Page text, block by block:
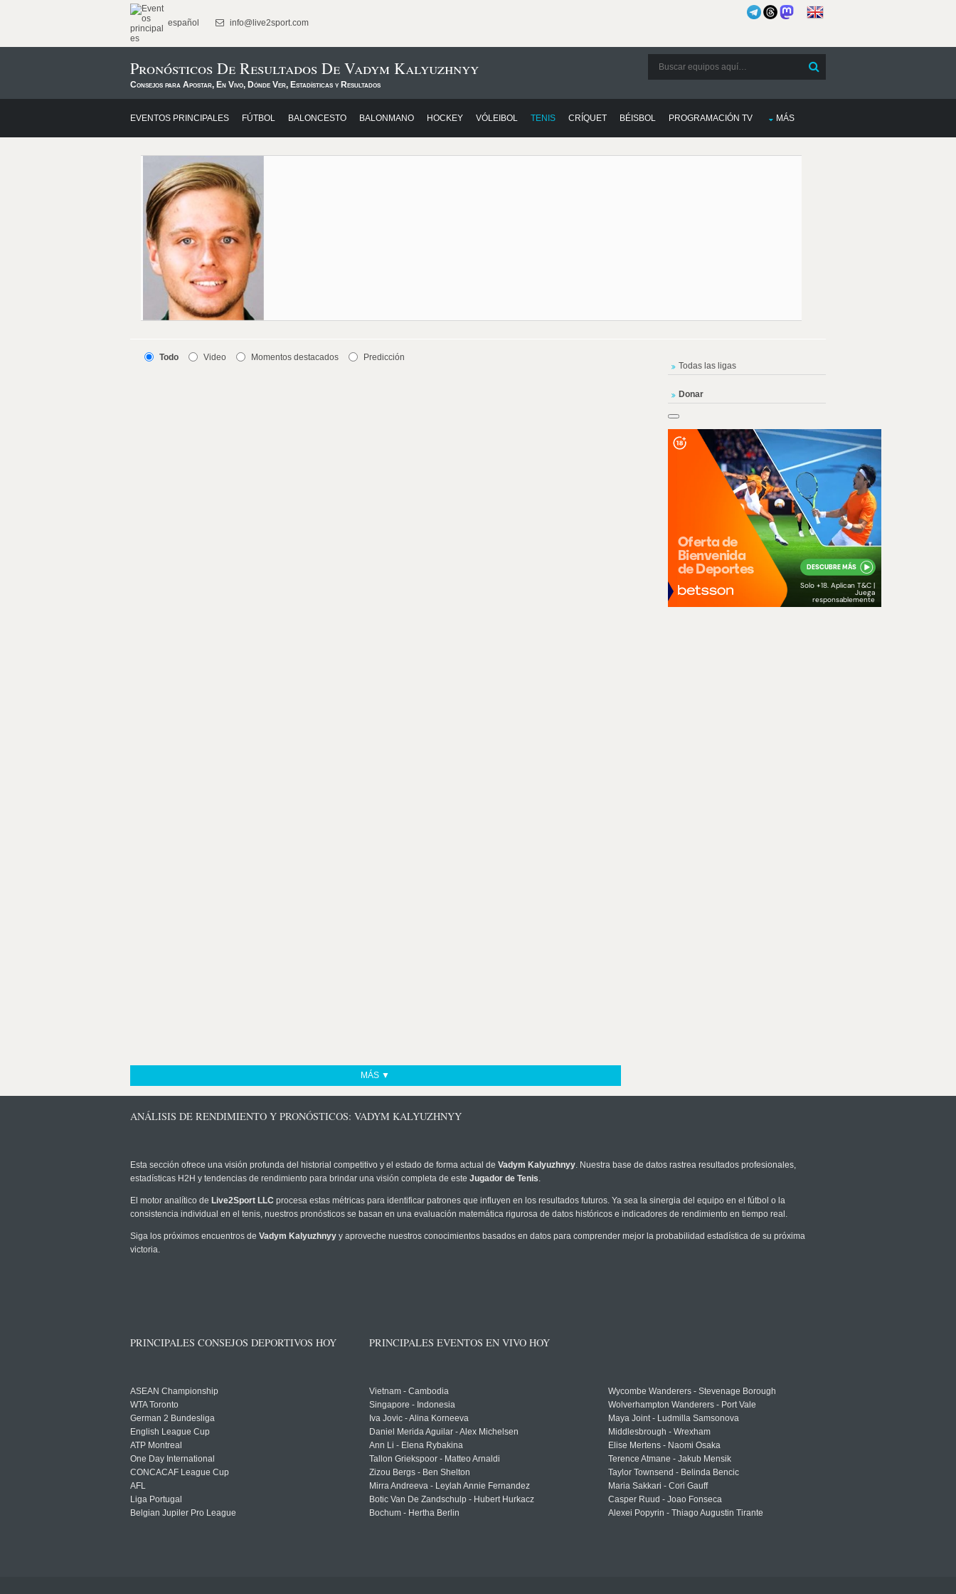
español info@live2sport.com
Pronósticos De Resultados De Vadym Kalyuzhnyy
Consejos para Apostar, En Vivo, Dónde Ver, Estadísticas y Resultados
EVENTOS PRINCIPALES FÚTBOL BALONCESTO BALONMANO HOCKEY VÓLEIBOL TENIS CRÍQUET BÉISBOL PROGRAMACIÓN TV MÁS
Todo Video Momentos destacados Predicción
MÁS ▼
Todas las ligas
Donar
ANÁLISIS DE RENDIMIENTO Y PRONÓSTICOS: VADYM KALYUZHNYY
Esta sección ofrece una visión profunda del historial competitivo y el estado de forma actual de Vadym Kalyuzhnyy. Nuestra base de datos rastrea resultados profesionales,
estadísticas H2H y tendencias de rendimiento para brindar una visión completa de este Jugador de Tenis.
El motor analítico de Live2Sport LLC procesa estas métricas para identificar patrones que influyen en los resultados futuros. Ya sea la sinergia del equipo en el fútbol o la
consistencia individual en el tenis, nuestros pronósticos se basan en una evaluación matemática rigurosa de datos históricos e indicadores de rendimiento en tiempo real.
Siga los próximos encuentros de Vadym Kalyuzhnyy y aproveche nuestros conocimientos basados en datos para comprender mejor la probabilidad estadística de su próxima
victoria.
PRINCIPALES CONSEJOS DEPORTIVOS HOY
ASEAN Championship
WTA Toronto
German 2 Bundesliga
English League Cup
ATP Montreal
One Day International
CONCACAF League Cup
AFL
Liga Portugal
Belgian Jupiler Pro League
PRINCIPALES EVENTOS EN VIVO HOY
Vietnam - Cambodia
Singapore - Indonesia
Iva Jovic - Alina Korneeva
Daniel Merida Aguilar - Alex Michelsen
Ann Li - Elena Rybakina
Tallon Griekspoor - Matteo Arnaldi
Zizou Bergs - Ben Shelton
Mirra Andreeva - Leylah Annie Fernandez
Botic Van De Zandschulp - Hubert Hurkacz
Bochum - Hertha Berlin
Wycombe Wanderers - Stevenage Borough
Wolverhampton Wanderers - Port Vale
Maya Joint - Ludmilla Samsonova
Middlesbrough - Wrexham
Elise Mertens - Naomi Osaka
Terence Atmane - Jakub Mensik
Taylor Townsend - Belinda Bencic
Maria Sakkari - Cori Gauff
Casper Ruud - Joao Fonseca
Alexei Popyrin - Thiago Augustin Tirante